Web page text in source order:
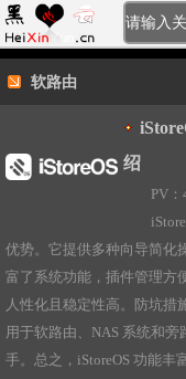
软路由
绍
PV
优势。它提供多种向导简化
富了系统功能，插件管理方
人性化且稳定性高。防坑措
用于软路由、NAS 系统和
手。总之，iStoreOS 功能丰